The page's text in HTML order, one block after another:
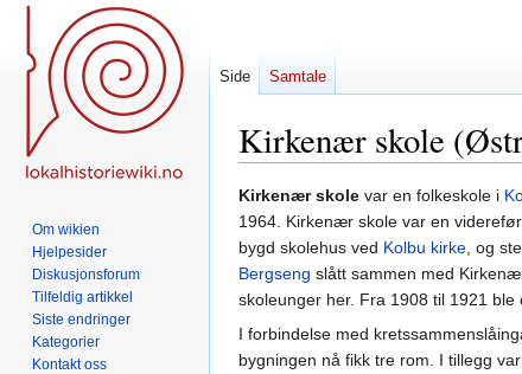
Kirkenær skole
Hopp
til
navigering
Hopp
til
søk
Kirkenær skole var en folkeskole i
1964. Kirkenær skole var en
bygd skolehus ved Kolbu kirke, og
Bergseng slått sammen med
skoleunger her. Fra 1908 til 1921
I forbindelse med
bygningen nå fikk tre rom. I tillegg
Side Samtale
Om wikien
Hjelpesider
Diskusjonsforum
Tilfeldig artikkel
Siste endringer
Kategorier
Kontakt oss